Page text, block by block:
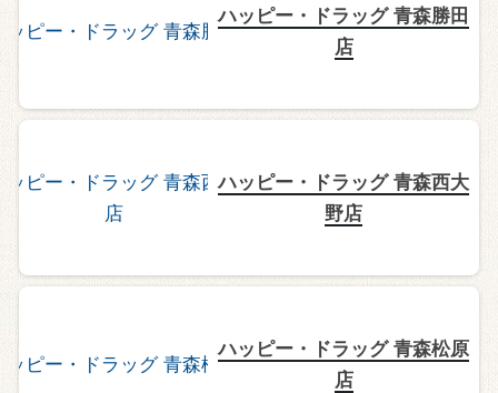
ハッピー・ドラッグ 青森勝田
店
ハッピー・ドラッグ 青森西大
野店
ハッピー・ドラッグ 青森松原
店